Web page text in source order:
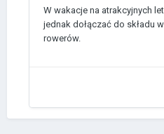
W wakacje na atrakcyjnych
jednak dołączać do składu
rowerów.